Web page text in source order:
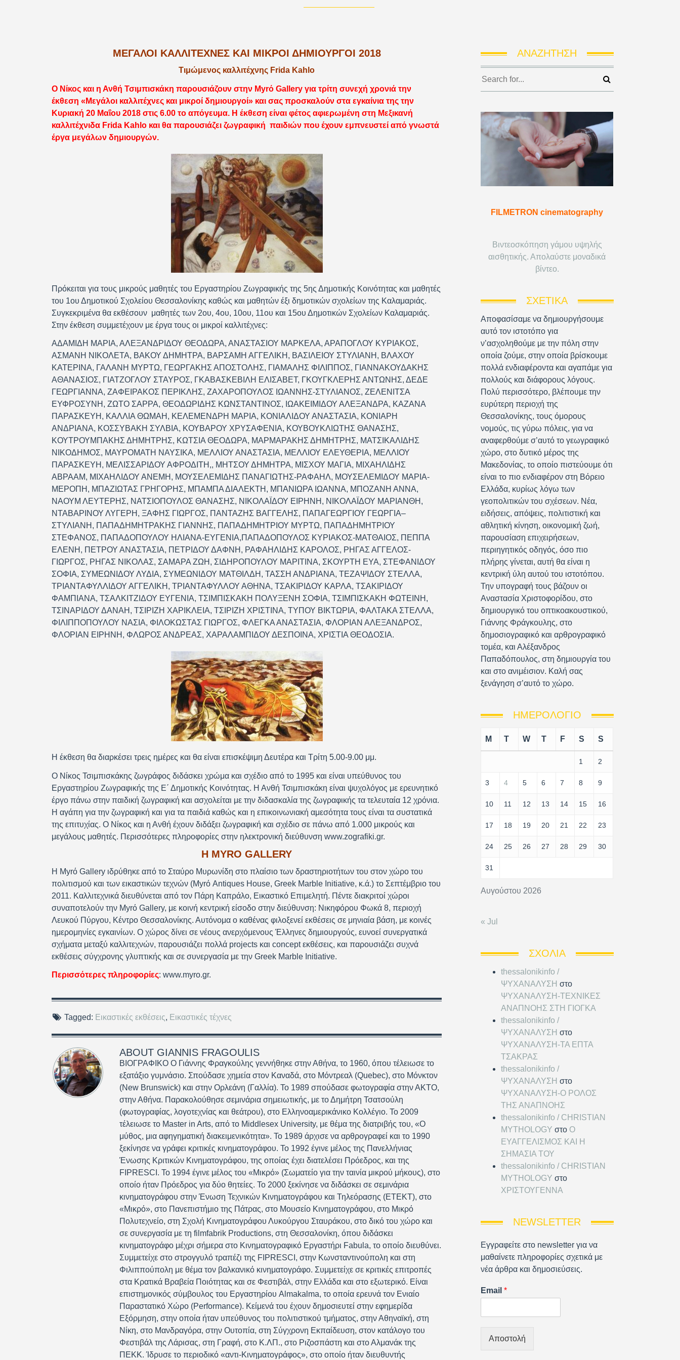
ΜΕΓΆΛΟΙ ΚΑΛΛΙΤΈΧΝΕΣ ΚΑΙ ΜΙΚΡΟΊ ΔΗΜΙΟΥΡΓΟΊ 2018
Τιμώμενος καλλιτέχνης Frida Kahlo
Ο Νίκος και η Ανθή Τσιμπισκάκη παρουσιάζουν στην Myrό Gallery για τρίτη συνεχή χρονιά την
έκθεση «Μεγάλοι καλλιτέχνες και μικροί δημιουργοί» και σας προσκαλούν στα εγκαίνια της την
Κυριακή 20 Μαΐου 2018 στις 6.00 το απόγευμα. Η έκθεση είναι φέτος αφιερωμένη στη Μεξικανή
καλλιτέχνιδα Frida Kahlo και θα παρουσιάζει ζωγραφική παιδιών που έχουν εμπνευστεί από γνωστά
έργα μεγάλων δημιουργών.
Πρόκειται για τους μικρούς μαθητές του Εργαστηρίου Ζωγραφικής της 5ης Δημοτικής Κοινότητας και μαθητές
του 1ου Δημοτικού Σχολείου Θεσσαλονίκης καθώς και μαθητών έξι δημοτικών σχολείων της Καλαμαριάς.
Συγκεκριμένα θα εκθέσουν μαθητές των 2ου, 4ου, 10ου, 11ου και 15ου Δημοτικών Σχολείων Καλαμαριάς.
Στην έκθεση συμμετέχουν με έργα τους οι μικροί καλλιτέχνες:
ΑΔΑΜΙΔΗ ΜΑΡΙΑ, ΑΛΕΞΑΝΔΡΙΔΟΥ ΘΕΟΔΩΡΑ, ΑΝΑΣΤΑΣΙΟΥ ΜΑΡΚΕΛΑ, ΑΡΑΠΟΓΛΟΥ ΚΥΡΙΑΚΟΣ,
ΑΣΜΑΝΗ ΝΙΚΟΛΕΤΑ, ΒΑΚΟΥ ΔΗΜΗΤΡΑ, ΒΑΡΣΑΜΗ ΑΓΓΕΛΙΚΗ, ΒΑΣΙΛΕΙΟΥ ΣΤΥΛΙΑΝΗ, ΒΛΑΧΟΥ
ΚΑΤΕΡΙΝΑ, ΓΑΛΑΝΗ ΜΥΡΤΩ, ΓΕΩΡΓΑΚΗΣ ΑΠΟΣΤΟΛΗΣ, ΓΙΑΜΑΛΗΣ ΦΙΛΙΠΠΟΣ, ΓΙΑΝΝΑΚΟΥΔΑΚΗΣ
ΑΘΑΝΑΣΙΟΣ, ΓΙΑΤΖΟΓΛΟΥ ΣΤΑΥΡΟΣ, ΓΚΑΒΑΣΚΕΒΙΛΗ ΕΛΙΣΑΒΕΤ, ΓΚΟΥΓΚΛΕΡΗΣ ΑΝΤΩΝΗΣ, ΔΕΔΕ
ΓΕΩΡΓΙΑΝΝΑ, ΖΑΦΕΙΡΑΚΟΣ ΠΕΡΙΚΛΗΣ, ΖΑΧΑΡΟΠΟΥΛΟΣ ΙΩΑΝΝΗΣ-ΣΤΥΛΙΑΝΟΣ, ΖΕΛΕΝΙΤΣΑ
ΕΥΦΡΟΣΥΝΗ, ΖΩΤΟ ΣΑΡΡΑ, ΘΕΟΔΩΡΙΔΗΣ ΚΩΝΣΤΑΝΤΙΝΟΣ, ΙΩΑΚΕΙΜΙΔΟΥ ΑΛΕΞΑΝΔΡΑ, ΚΑΖΑΝΑ
ΠΑΡΑΣΚΕΥΗ, ΚΑΛΛΙΑ ΘΩΜΑΗ, ΚΕΛΕΜΕΝΔΡΗ ΜΑΡΙΑ, ΚΟΝΙΑΛΙΔΟΥ ΑΝΑΣΤΑΣΙΑ, ΚΟΝΙΑΡΗ
ΑΝΔΡΙΑΝΑ, ΚΟΣΣΥΒΑΚΗ ΣΥΛΒΙΑ, ΚΟΥΒΑΡΟΥ ΧΡΥΣΑΦΕΝΙΑ, ΚΟΥΒΟΥΚΛΙΩΤΗΣ ΘΑΝΑΣΗΣ,
ΚΟΥΤΡΟΥΜΠΑΚΗΣ ΔΗΜΗΤΡΗΣ, ΚΩΤΣΙΑ ΘΕΟΔΩΡΑ, ΜΑΡΜΑΡΑΚΗΣ ΔΗΜΗΤΡΗΣ, ΜΑΤΣΙΚΑΛΙΔΗΣ
ΝΙΚΟΔΗΜΟΣ, ΜΑΥΡΟΜΑΤΗ ΝΑΥΣΙΚΑ, ΜΕΛΛΙΟΥ ΑΝΑΣΤΑΣΙΑ, ΜΕΛΛΙΟΥ ΕΛΕΥΘΕΡΙΑ, ΜΕΛΛΙΟΥ
ΠΑΡΑΣΚΕΥΗ, ΜΕΛΙΣΣΑΡΙΔΟΥ ΑΦΡΟΔΙΤΗ,, ΜΗΤΣΟΥ ΔΗΜΗΤΡΑ, ΜΙΣΧΟΥ ΜΑΓΙΑ, ΜΙΧΑΗΛΙΔΗΣ
ΑΒΡΑΑΜ, ΜΙΧΑΗΛΙΔΟΥ ΑΝΕΜΗ, ΜΟΥΣΕΛΕΜΙΔΗΣ ΠΑΝΑΓΙΩΤΗΣ-ΡΑΦΑΗΛ, ΜΟΥΣΕΛΕΜΙΔΟΥ ΜΑΡΙΑ-
ΜΕΡΟΠΗ, ΜΠΑΖΙΩΤΑΣ ΓΡΗΓΟΡΗΣ, ΜΠΑΜΠΑ ΔΙΑΛΕΚΤΗ, ΜΠΑΝΙΩΡΑ ΙΩΑΝΝΑ, ΜΠΟΖΑΝΗ ΑΝΝΑ,
ΝΑΟΥΜ ΛΕΥΤΕΡΗΣ, ΝΑΤΣΙΟΠΟΥΛΟΣ ΘΑΝΑΣΗΣ, ΝΙΚΟΛΑΪΔΟΥ ΕΙΡΗΝΗ, ΝΙΚΟΛΑΪΔΟΥ ΜΑΡΙΑΝΘΗ,
ΝΤΑΒΑΡΙΝΟΥ ΛΥΓΕΡΗ, ΞΑΦΗΣ ΓΙΩΡΓΟΣ, ΠΑΝΤΑΖΗΣ ΒΑΓΓΕΛΗΣ, ΠΑΠΑΓΕΩΡΓΙΟΥ ΓΕΩΡΓΙΑ–
ΣΤΥΛΙΑΝΗ, ΠΑΠΑΔΗΜΗΤΡΑΚΗΣ ΓΙΑΝΝΗΣ, ΠΑΠΑΔΗΜΗΤΡΙΟΥ ΜΥΡΤΩ, ΠΑΠΑΔΗΜΗΤΡΙΟΥ
ΣΤΕΦΑΝΟΣ, ΠΑΠΑΔΟΠΟΥΛΟΥ ΗΛΙΑΝΑ-ΕΥΓΕΝΙΑ,ΠΑΠΑΔΟΠΟΥΛΟΣ ΚΥΡΙΑΚΟΣ-ΜΑΤΘΑΙΟΣ, ΠΕΠΠΑ
ΕΛΕΝΗ, ΠΕΤΡΟΥ ΑΝΑΣΤΑΣΙΑ, ΠΕΤΡΙΔΟΥ ΔΑΦΝΗ, ΡΑΦΑΗΛΙΔΗΣ ΚΑΡΟΛΟΣ, ΡΗΓΑΣ ΑΓΓΕΛΟΣ-
ΓΙΩΡΓΟΣ, ΡΗΓΑΣ ΝΙΚΟΛΑΣ, ΣΑΜΑΡΑ ΖΩΗ, ΣΙΔΗΡΟΠΟΥΛΟΥ ΜΑΡΙΤΙΝΑ, ΣΚΟΥΡΤΗ ΕΥΑ, ΣΤΕΦΑΝΙΔΟΥ
ΣΟΦΙΑ, ΣΥΜΕΩΝΙΔΟΥ ΛΥΔΙΑ, ΣΥΜΕΩΝΙΔΟΥ ΜΑΤΘΙΛΔΗ, ΤΑΣΣΗ ΑΝΔΡΙΑΝΑ, ΤΕΖΑΨΙΔΟΥ ΣΤΕΛΛΑ,
ΤΡΙΑΝΤΑΦΥΛΛΙΔΟΥ ΑΓΓΕΛΙΚΗ, ΤΡΙΑΝΤΑΦΥΛΛΟΥ ΑΘΗΝΑ, ΤΣΑΚΙΡΙΔΟΥ ΚΑΡΛΑ, ΤΣΑΚΙΡΙΔΟΥ
ΦΑΜΠΙΑΝΑ, ΤΣΑΛΚΙΤΖΙΔΟΥ ΕΥΓΕΝΙΑ, ΤΣΙΜΠΙΣΚΑΚΗ ΠΟΛΥΞΕΝΗ ΣΟΦΙΑ, ΤΣΙΜΠΙΣΚΑΚΗ ΦΩΤΕΙΝΗ,
ΤΣΙΝΑΡΙΔΟΥ ΔΑΝΑΗ, ΤΣΙΡΙΖΗ ΧΑΡΙΚΛΕΙΑ, ΤΣΙΡΙΖΗ ΧΡΙΣΤΙΝΑ, ΤΥΠΟΥ ΒΙΚΤΩΡΙΑ, ΦΑΛΤΑΚΑ ΣΤΕΛΛΑ,
ΦΙΛΙΠΠΟΠΟΥΛΟΥ ΝΑΣΙΑ, ΦΙΛΟΚΩΣΤΑΣ ΓΙΩΡΓΟΣ, ΦΛΕΓΚΑ ΑΝΑΣΤΑΣΙΑ, ΦΛΟΡΙΑΝ ΑΛΕΞΑΝΔΡΟΣ,
ΦΛΟΡΙΑΝ ΕΙΡΗΝΗ, ΦΛΩΡΟΣ ΑΝΔΡΕΑΣ, ΧΑΡΑΛΑΜΠΙΔΟΥ ΔΕΣΠΟΙΝΑ, ΧΡΙΣΤΙΑ ΘΕΟΔΟΣΙΑ.
Η έκθεση θα διαρκέσει τρεις ημέρες και θα είναι επισκέψιμη Δευτέρα και Τρίτη 5.00-9.00 μμ.
Ο Νίκος Τσιμπισκάκης ζωγράφος διδάσκει χρώμα και σχέδιο από το 1995 και είναι υπεύθυνος του
Εργαστηρίου Ζωγραφικής της Ε΄ Δημοτικής Κοινότητας. Η Ανθή Τσιμπισκάκη είναι ψυχολόγος με ερευνητικό
έργο πάνω στην παιδική ζωγραφική και ασχολείται με την διδασκαλία της ζωγραφικής τα τελευταία 12 χρόνια.
Η αγάπη για την ζωγραφική και για τα παιδιά καθώς και η επικοινωνιακή αμεσότητα τους είναι τα συστατικά
της επιτυχίας. Ο Νίκος και η Ανθή έχουν διδάξει ζωγραφική και σχέδιο σε πάνω από 1.000 μικρούς και
μεγάλους μαθητές. Περισσότερες πληροφορίες στην ηλεκτρονική διεύθυνση www.zografiki.gr.
Η MYRO GALLERY
Η Myrό Gallery ιδρύθηκε από το Σταύρο Μυρωνίδη στο πλαίσιο των δραστηριοτήτων του στον χώρο του
πολιτισμού και των εικαστικών τεχνών (Myrό Antiques House, Greek Marble Initiative, κ.ά.) το Σεπτέμβριο του
2011. Καλλιτεχνικά διευθύνεται από τον Πάρη Καπράλο, Εικαστικό Επιμελητή. Πέντε διακριτοί χώροι
συναποτελούν την Myrό Gallery, με κοινή κεντρική είσοδο στην διεύθυνση: Νικηφόρου Φωκά 8, περιοχή
Λευκού Πύργου, Κέντρο Θεσσαλονίκης. Αυτόνομα ο καθένας φιλοξενεί εκθέσεις σε μηνιαία βάση, με κοινές
ημερομηνίες εγκαινίων. Ο χώρος δίνει σε νέους ανερχόμενους Έλληνες δημιουργούς, ευνοεί συνεργατικά
σχήματα μεταξύ καλλιτεχνών, παρουσιάζει πολλά projects και concept εκθέσεις, και παρουσιάζει συχνά
εκθέσεις σύγχρονης γλυπτικής και σε συνεργασία με την Greek Marble Initiative.
Περισσότερες πληροφορίες: www.myro.gr.
Tagged: Εικαστικές εκθέσεις, Εικαστικές τέχνες
ABOUT GIANNIS FRAGOULIS
ΒΙΟΓΡΑΦΙΚΟ Ο Γιάννης Φραγκούλης γεννήθηκε στην Αθήνα, το 1960, όπου τέλειωσε το
εξατάξιο γυμνάσιο. Σπούδασε χημεία στον Καναδά, στο Μόντρεαλ (Quebec), στο Μόνκτον
(New Brunswick) και στην Ορλεάνη (Γαλλία). Το 1989 σπούδασε φωτογραφία στην ΑΚΤΟ,
στην Αθήνα. Παρακολούθησε σεμινάρια σημειωτικής, με το Δημήτρη Τσατσούλη
(φωτογραφίας, λογοτεχνίας και θεάτρου), στο Ελληνοαμερικάνικο Κολλέγιο. Το 2009
τέλειωσε το Master in Arts, από το Middlesex University, με θέμα της διατριβής του, «Ο
μύθος, μια αφηγηματική διακειμενικότητα». Το 1989 άρχισε να αρθρογραφεί και το 1990
ξεκίνησε να γράφει κριτικές κινηματογράφου. Το 1992 έγινε μέλος της Πανελλήνιας
Ένωσης Κριτικών Κινηματογράφου, της οποίας έχει διατελέσει Πρόεδρος, και της
FIPRESCI. Το 1994 έγινε μέλος του «Μικρό» (Σωματείο για την ταινία μικρού μήκους), στο
οποίο ήταν Πρόεδρος για δύο θητείες. Το 2000 ξεκίνησε να διδάσκει σε σεμινάρια
κινηματογράφου στην Ένωση Τεχνικών Κινηματογράφου και Τηλεόρασης (ΕΤΕΚΤ), στο
«Μικρό», στο Πανεπιστήμιο της Πάτρας, στο Μουσείο Κινηματογράφου, στο Μικρό
Πολυτεχνείο, στη Σχολή Κινηματογράφου Λυκούργου Σταυράκου, στο δικό του χώρο και
σε συνεργασία με τη filmfabrik Productions, στη Θεσσαλονίκη, όπου διδάσκει
κινηματογράφο μέχρι σήμερα στο Κινηματογραφικό Εργαστήρι Fabula, το οποίο διευθύνει.
Συμμετείχε στο στρογγυλό τραπέζι της FIPRESCI, στην Κωνσταντινούπολη και στη
Φιλιππούπολη με θέμα τον βαλκανικό κινηματογράφο. Συμμετείχε σε κριτικές επιτροπές
στα Κρατικά Βραβεία Ποιότητας και σε Φεστιβάλ, στην Ελλάδα και στο εξωτερικό. Είναι
επιστημονικός σύμβουλος του Εργαστηρίου Almakalma, το οποία ερευνά τον Ενιαίο
Παραστατικό Χώρο (Performance). Κείμενά του έχουν δημοσιευτεί στην εφημερίδα
Εξόρμηση, στην οποία ήταν υπεύθυνος του πολιτιστικού τμήματος, στην Αθηναϊκή, στη
Νίκη, στο Μανδραγόρα, στην Ουτοπία, στη Σύγχρονη Εκπαίδευση, στον κατάλογο του
Φεστιβάλ της Λάρισας, στη Γραφή, στο Κ.ΛΠ., στο Ριζοσπάστη και στο Αλμανάκ της
ΠΕΚΚ. Ίδρυσε το περιοδικό «αντι-Κινηματογράφος», στο οποίο ήταν διευθυντής
ΑΝΑΖΉΤΗΣΗ
FILMETRON cinematography
Βιντεοσκόπηση γάμου υψηλής
αισθητικής. Απολαύστε μοναδικά
βίντεο.
ΣΧΕΤΙΚΆ
Αποφασίσαμε να δημιουργήσουμε
αυτό τον ιστοτόπο για
ν’ασχοληθούμε με την πόλη στην
οποία ζούμε, στην οποία βρίσκουμε
πολλά ενδιαφέροντα και αγαπάμε για
πολλούς και διάφορους λόγους.
Πολύ περισσότερο, βλέπουμε την
ευρύτερη περιοχή της
Θεσσαλονίκης, τους όμορους
νομούς, τις γύρω πόλεις, για να
αναφερθούμε σ’αυτό το γεωγραφικό
χώρο, στο δυτικό μέρος της
Μακεδονίας, το οποίο πιστεύουμε ότι
είναι το πιο ενδιαφέρον στη Βόρειο
Ελλάδα, κυρίως λόγω των
γεοπολιτικών του σχέσεων. Νέα,
ειδήσεις, απόψεις, πολιτιστική και
αθλητική κίνηση, οικονομική ζωή,
παρουσίαση επιχειρήσεων,
περιηγητικός οδηγός, όσο πιο
πλήρης γίνεται, αυτή θα είναι η
κεντρική ύλη αυτού του ιστοτόπου.
Την υπογραφή τους βάζουν οι
Αναστασία Χριστοφορίδου, στο
δημιουργικό του οπτικοακουστικού,
Γιάννης Φράγκουλης, στο
δημοσιογραφικό και αρθρογραφικό
τομέα, και Αλέξανδρος
Παπαδόπουλος, στη δημιουργία του
και στο ανιμέισιον. Καλή σας
ξενάγηση σ’αυτό το χώρο.
ΗΜΕΡΟΛΌΓΙΟ
Αυγούστου 2026
M T W T F S S
1 2
3 4 5 6 7 8 9
10 11 12 13 14 15 16
17 18 19 20 21 22 23
24 25 26 27 28 29 30
31
« Jul
ΣΧΌΛΙΑ
thessalonikinfo /
ΨΥΧΑΝΑΛΥΣΗ στο
ΨΥΧΑΝΑΛΥΣΗ-ΤΕΧΝΙΚΕΣ
ΑΝΑΠΝΟΗΣ ΣΤΗ ΓΙΟΓΚΑ
thessalonikinfo /
ΨΥΧΑΝΑΛΥΣΗ στο
ΨΥΧΑΝΑΛΥΣΗ-ΤΑ ΕΠΤΑ
ΤΣΑΚΡΑΣ
thessalonikinfo /
ΨΥΧΑΝΑΛΥΣΗ στο
ΨΥΧΑΝΑΛΥΣΗ-Ο ΡΟΛΟΣ
ΤΗΣ ΑΝΑΠΝΟΗΣ
thessalonikinfo / CHRISTIAN
MYTHOLOGY στο Ο
ΕΥΑΓΓΕΛΙΣΜΟΣ ΚΑΙ Η
ΣΗΜΑΣΙΑ ΤΟΥ
thessalonikinfo / CHRISTIAN
MYTHOLOGY στο
ΧΡΙΣΤΟΥΓΕΝΝΑ
NEWSLETTER
Εγγραφείτε στο newsletter για να
μαθαίνετε πληροφορίες σχετικά με
νέα άρθρα και δημοσιεύσεις.
Email*
Αποστολή